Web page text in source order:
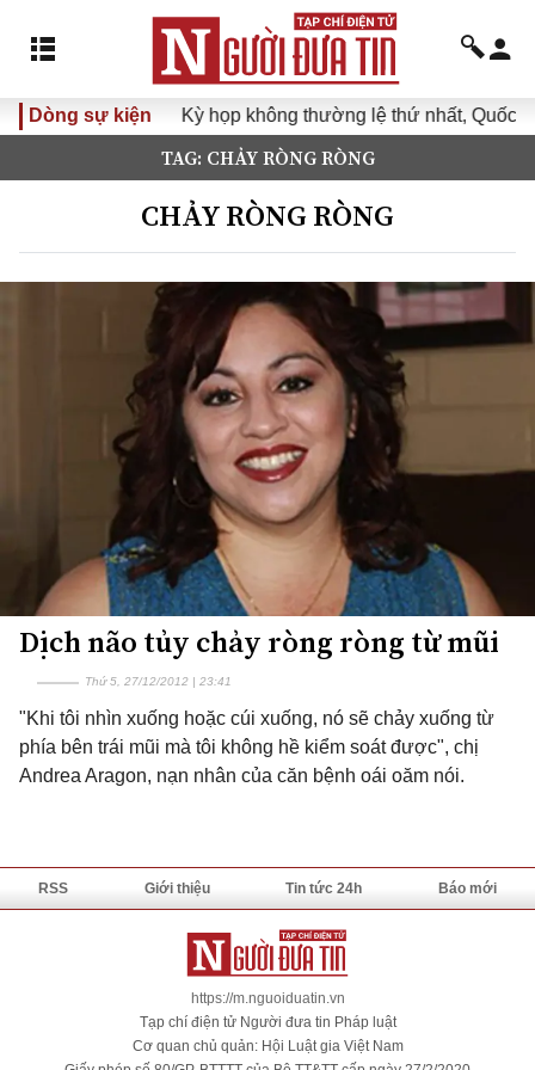
Dòng sự kiện Kỳ họp không thường lệ thứ nhất, Quốc
TAG: CHẢY RÒNG RÒNG
CHẢY RÒNG RÒNG
Dịch não tủy chảy ròng ròng từ mũi
Thứ 5, 27/12/2012 | 23:41
"Khi tôi nhìn xuống hoặc cúi xuống, nó sẽ chảy xuống từ
phía bên trái mũi mà tôi không hề kiểm soát được", chị
Andrea Aragon, nạn nhân của căn bệnh oái oăm nói.
RSS Giới thiệu Tin tức 24h Báo mới
https://m.nguoiduatin.vn
Tạp chí điện tử Người đưa tin Pháp luật
Cơ quan chủ quản: Hội Luật gia Việt Nam